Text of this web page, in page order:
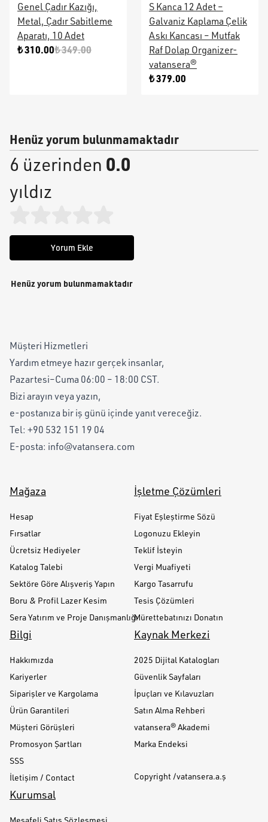
Genel Çadır Kazığı,
Metal, Çadır Sabitleme
Aparatı, 10 Adet
₺ 310.00₺ 349.00
S Kanca 12 Adet –
Galvaniz Kaplama Çelik
Askı Kancası – Mutfak
Raf Dolap Organizer-
vatansera®
₺ 379.00
Henüz yorum bulunmamaktadır
6 üzerinden 0.0
yıldız
Yorum Ekle
Henüz yorum bulunmamaktadır
Müşteri Hizmetleri
Yardım etmeye hazır gerçek insanlar,
Pazartesi–Cuma 06:00 – 18:00 CST.
Bizi arayın veya yazın,
e-postanıza bir iş günü içinde yanıt vereceğiz.
Tel: +90 532 151 19 04
E-posta: info@vatansera.com
Mağaza
Hesap
Fırsatlar
Ücretsiz Hediyeler
Katalog Talebi
Sektöre Göre Alışveriş Yapın
Boru & Profil Lazer Kesim
Sera Yatırım ve Proje Danışmanlığı
İşletme Çözümleri
Fiyat Eşleştirme Sözü
Logonuzu Ekleyin
Teklif İsteyin
Vergi Muafiyeti
Kargo Tasarrufu
Tesis Çözümleri
Mürettebatınızı Donatın
Bilgi
Hakkımızda
Kariyerler
Siparişler ve Kargolama
Ürün Garantileri
Müşteri Görüşleri
Promosyon Şartları
SSS
İletişim / Contact
Kaynak Merkezi
2025 Dijital Katalogları
Güvenlik Sayfaları
İpuçları ve Kılavuzları
Satın Alma Rehberi
vatansera® Akademi
Marka Endeksi
Copyright /vatansera.a.ş
Kurumsal
Mesafeli Satış Sözleşmesi